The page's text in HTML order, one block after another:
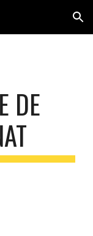
Skip to navigation
DE